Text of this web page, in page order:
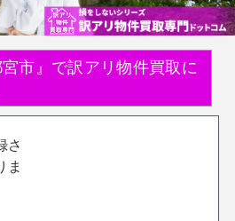
市』で訳アリ物件買取に
さ
ま